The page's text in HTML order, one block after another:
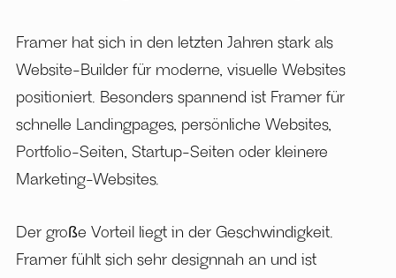
Framer hat sich in den letzten Jahren stark als
Website-Builder für moderne, visuelle Websites
positioniert. Besonders spannend ist Framer für
schnelle Landingpages, persönliche Websites,
Portfolio-Seiten, Startup-Seiten oder kleinere
Marketing-Websites.
Der große Vorteil liegt in der Geschwindigkeit.
Framer fühlt sich sehr designnah an und ist